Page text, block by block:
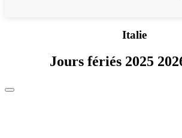
Italie
Jours fériés 2025